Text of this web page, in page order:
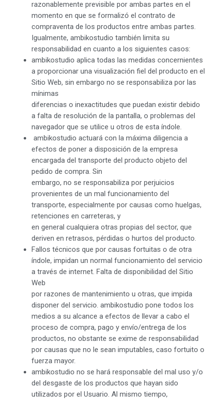
razonablemente previsible por ambas partes en el
momento en que se formalizó el contrato de
compraventa de los productos entre ambas partes.
Igualmente, ambikostudio también limita su
responsabilidad en cuanto a los siguientes casos:
ambikostudio aplica todas las medidas concernientes
a proporcionar una visualización fiel del producto en el
Sitio Web, sin embargo no se responsabiliza por las
mínimas
diferencias o inexactitudes que puedan existir debido
a falta de resolución de la pantalla, o problemas del
navegador que se utilice u otros de esta índole.
ambikostudio actuará con la máxima diligencia a
efectos de poner a disposición de la empresa
encargada del transporte del producto objeto del
pedido de compra. Sin
embargo, no se responsabiliza por perjuicios
provenientes de un mal funcionamiento del
transporte, especialmente por causas como huelgas,
retenciones en carreteras, y
en general cualquiera otras propias del sector, que
deriven en retrasos, pérdidas o hurtos del producto.
Fallos técnicos que por causas fortuitas o de otra
índole, impidan un normal funcionamiento del servicio
a través de internet. Falta de disponibilidad del Sitio
Web
por razones de mantenimiento u otras, que impida
disponer del servicio. ambikostudio pone todos los
medios a su alcance a efectos de llevar a cabo el
proceso de compra, pago y envío/entrega de los
productos, no obstante se exime de responsabilidad
por causas que no le sean imputables, caso fortuito o
fuerza mayor.
ambikostudio no se hará responsable del mal uso y/o
del desgaste de los productos que hayan sido
utilizados por el Usuario. Al mismo tiempo,